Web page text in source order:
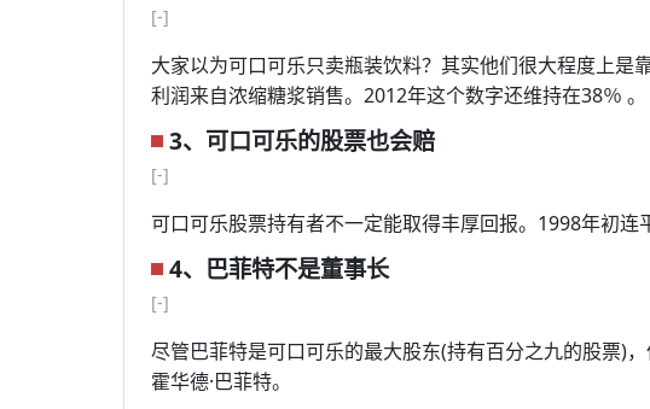
[-]
大家以为可口可乐只卖瓶装饮料？其实他们很大程度上是
利润来自浓缩糖浆销售。2012年这个数字还维持在38％ 。
3、可口可乐的股票也会赔
[-]
可口可乐股票持有者不一定能取得丰厚回报。1998年初连
4、巴菲特不是董事长
[-]
尽管巴菲特是可口可乐的最大股东(持有百分之九的股票)
霍华德·巴菲特。